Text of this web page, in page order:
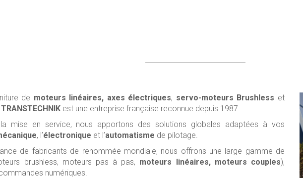
de moteurs linéaires, axes électriques, servo-moteurs Brushless et
TRANSTECHNIK est une entreprise française reconnue depuis 1987.
mise en service, nous apportons des solutions globales adaptées à vos
, l’électronique et l’automatisme de pilotage.
de fabricants de renommée mondiale, nous offrons une large gamme de
brushless, moteurs pas à pas, moteurs linéaires, moteurs couples),
numériques.